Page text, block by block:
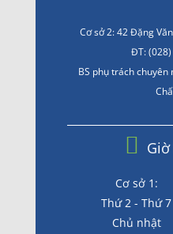
Cơ sở 2: 42 Đặng
ĐT:
BS phụ trách chuyên
Cơ sở 1:
Thứ 2 - Thứ 7
Chủ nhật